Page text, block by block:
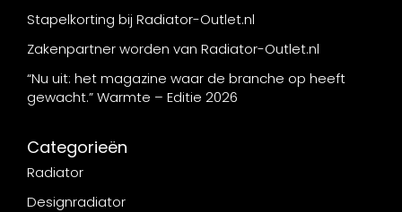
Stapelkorting bij Radiator-Outlet.nl
Zakenpartner worden van Radiator-Outlet.nl
“Nu uit: het magazine waar de branche op heeft
gewacht.” Warmte – Editie 2026
Categorieën
Radiator
Designradiator